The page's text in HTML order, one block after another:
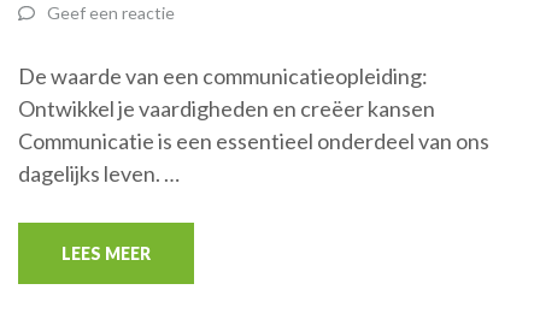
Geef een reactie
De waarde van een communicatieopleiding:
Ontwikkel je vaardigheden en creëer kansen
Communicatie is een essentieel onderdeel van ons
dagelijks leven. …
LEES MEER